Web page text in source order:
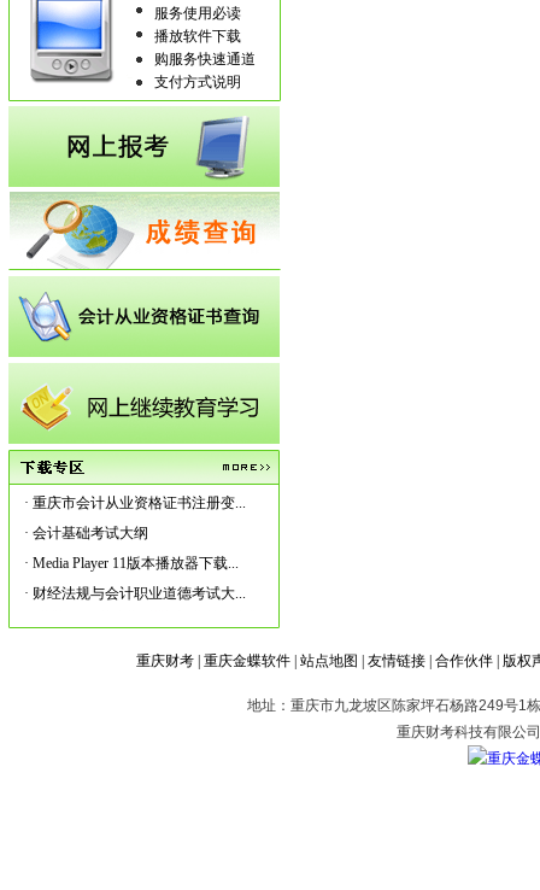
服务使用必读
播放软件下载
购服务快速通道
支付方式说明
· 重庆市会计从业资格证书注册变...
· 会计基础考试大纲
· Media Player 11版本播放器下载...
· 财经法规与会计职业道德考试大...
重庆财考 重庆金蝶软件 站点地图 友情链接 合作伙伴 版权
地址：重庆市九龙坡区陈家坪石杨路249号1
重庆财考科技有限公